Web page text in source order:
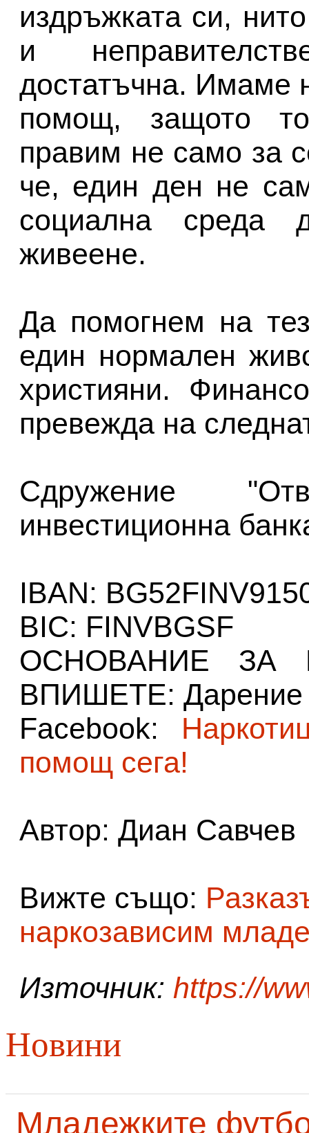
издръжката си,
и
достатъчна. Имаме
помощ, защото
правим не само за
че, един ден не
социална среда
живеене.
Да помогнем на
един нормален
християни.
превежда на
Сдружение
инвестиционна
IBAN:
BIC: FINVBGSF
ОСНОВАНИЕ ЗА
ВПИШЕТЕ:
Facebook:
помощ сега!
Автор: Диан Савчев
Вижте също:
наркозависим
Източник: https://
Новини
Младежките